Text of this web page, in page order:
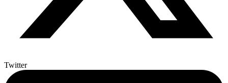
Twitter